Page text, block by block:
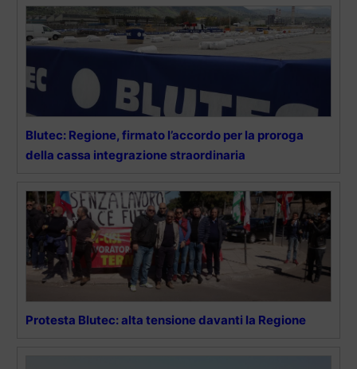
Blutec: Regione, firmato l’accordo per la proroga
della cassa integrazione straordinaria
Protesta Blutec: alta tensione davanti la Regione